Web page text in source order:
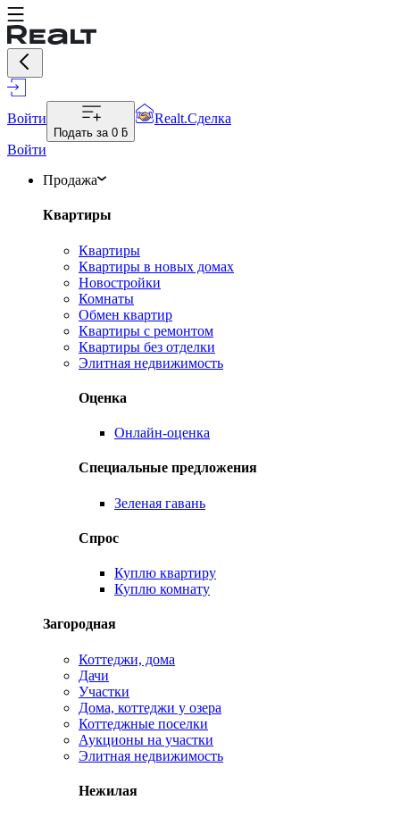
Войти
Подать за 0 ƃ
Realt.Сделка
Войти
Продажа
Квартиры
Квартиры
Квартиры в новых домах
Новостройки
Комнаты
Обмен квартир
Квартиры с ремонтом
Квартиры без отделки
Элитная недвижимость
Оценка
Онлайн-оценка
Специальные предложения
Зеленая гавань
Спрос
Куплю квартиру
Куплю комнату
Загородная
Коттеджи, дома
Дачи
Участки
Дома, коттеджи у озера
Коттеджные поселки
Аукционы на участки
Элитная недвижимость
Нежилая